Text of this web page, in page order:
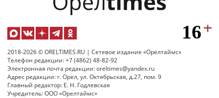
2018-2026 © ORELTIMES.RU | Сетевое издание «Орелтаймс»
Телефон редакции: +7 (4862) 48-82-92
Электронная почта редакции: oreltimes@yandex.ru
Адрес редакции: г. Орел, ул. Октябрьская, д.27, пом. 9
Главный редактор: Е. Н. Годлевская
Учредитель: ООО «Орелтаймс»